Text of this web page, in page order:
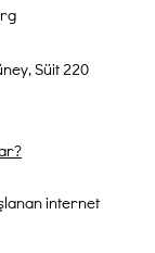
Süit 220
internet